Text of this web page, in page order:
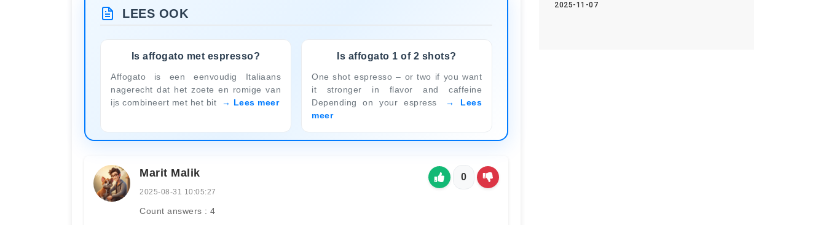
LEES OOK
Is affogato met espresso?
Affogato is een eenvoudig Italiaans
nagerecht dat het zoete en romige van
ijs combineert met het bit
Lees meer
Is affogato 1 of 2 shots?
One shot espresso – or two if you want
it stronger in flavor and caffeine
Depending on your espress
Lees
meer
Marit Malik
2025-08-31 10:05:27
Count answers : 4
0
2025-11-07